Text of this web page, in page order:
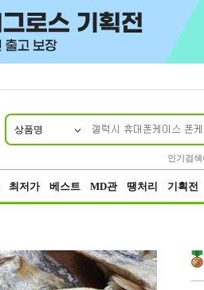
상품명
인기검색
최저가 베스트 MD관 땡처리 기획전